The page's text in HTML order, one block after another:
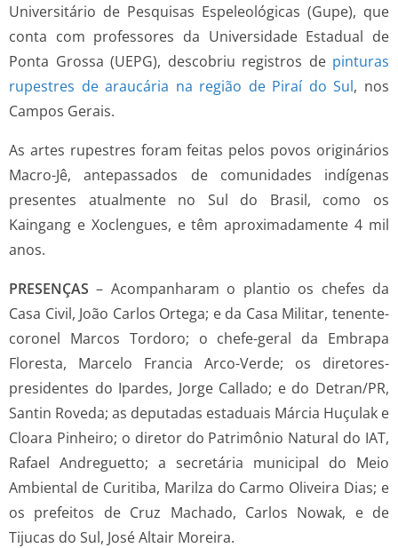
Universitário de Pesquisas Espeleológicas (Gupe), que
conta com professores da Universidade Estadual de
Ponta Grossa (UEPG), descobriu registros de pinturas
rupestres de araucária na região de Piraí do Sul, nos
Campos Gerais.
As artes rupestres foram feitas pelos povos originários
Macro-Jê, antepassados de comunidades indígenas
presentes atualmente no Sul do Brasil, como os
Kaingang e Xoclengues, e têm aproximadamente 4 mil
anos.
PRESENÇAS– Acompanharam o plantio os chefes da
Casa Civil, João Carlos Ortega; e da Casa Militar, tenente-
coronel Marcos Tordoro; o chefe-geral da Embrapa
Floresta, Marcelo Francia Arco-Verde; os diretores-
presidentes do Ipardes, Jorge Callado; e do Detran/PR,
Santin Roveda; as deputadas estaduais Márcia Huçulak e
Cloara Pinheiro; o diretor do Patrimônio Natural do IAT,
Rafael Andreguetto; a secretária municipal do Meio
Ambiental de Curitiba, Marilza do Carmo Oliveira Dias; e
os prefeitos de Cruz Machado, Carlos Nowak, e de
Tijucas do Sul, José Altair Moreira.